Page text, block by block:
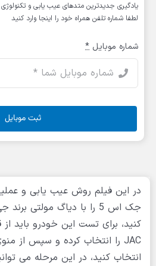
در این فیلم روش عیب یابی و
جک اس 5 را با دیاگ مولتی
کنید، برای تست این خودرو باید
انتخاب کنید، در این مرحله می
یادگیری جدیدترین متد‌های عیب یابی‌ و تکنولوژی
لطفا شماره تلفن همراه خود را اینجا وارد کنید
شماره موبایل *
ثبت موبایل